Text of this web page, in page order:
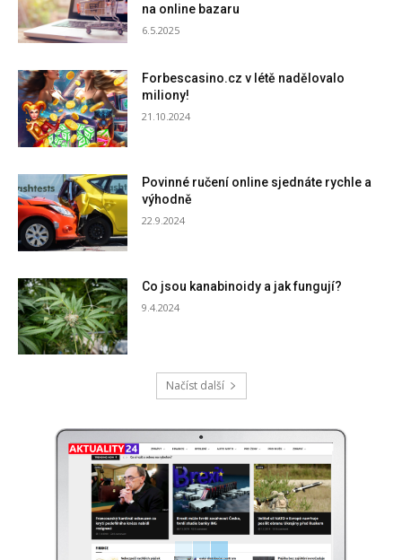
na online bazaru
6.5.2025
Forbescasino.cz v létě nadělovalo
miliony!
21.10.2024
Povinné ručení online sjednáte rychle a
výhodně
22.9.2024
Co jsou kanabinoidy a jak fungují?
9.4.2024
Načíst další